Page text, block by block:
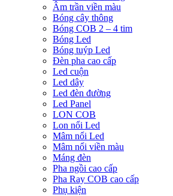
Âm trần viền màu
Bóng cây thông
Bóng COB 2 – 4 tim
Bóng Led
Bóng tuýp Led
Đèn pha cao cấp
Led cuộn
Led dây
Led đèn đường
Led Panel
LON COB
Lon nổi Led
Mâm nổi Led
Mâm nổi viền màu
Máng đèn
Pha ngồi cao cấp
Pha Ray COB cao cấp
Phụ kiện